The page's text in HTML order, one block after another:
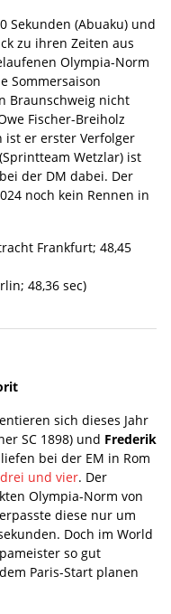
Sekunden (Abuaku) und
zu ihren Zeiten aus
Olympia-Norm
Sommersaison
Braunschweig nicht
Fischer-Breiholz
ist er erster Verfolger
Wetzlar) ist
der DM dabei. Der
noch kein Rennen in
Frankfurt; 48,45
48,36 sec)
sich dieses Jahr
SC 1898) und Frederik
bei der EM in Rom
und vier. Der
Olympia-Norm von
diese nur um
Doch im World
so gut
Paris-Start planen